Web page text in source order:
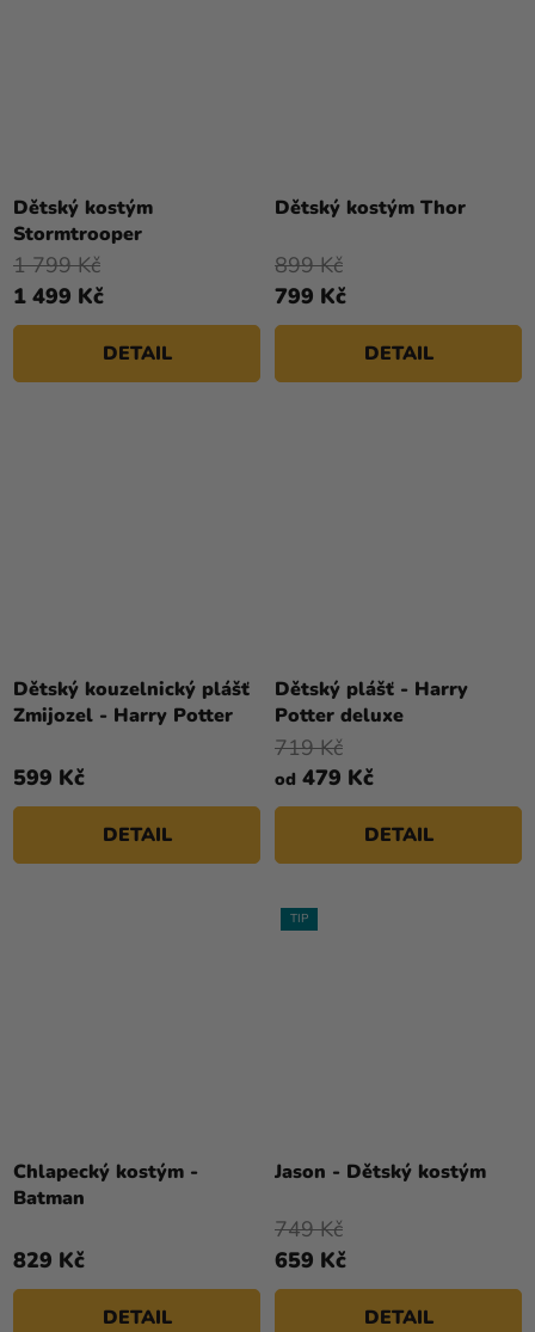
Dětský kostým
Stormtrooper
1 499 Kč
1 799 Kč
DETAIL
Dětský kostým Thor
799 Kč
899 Kč
DETAIL
Dětský kouzelnický plášť
Zmijozel - Harry Potter
599 Kč
DETAIL
Dětský plášť - Harry
Potter deluxe
od 479 Kč
719 Kč
DETAIL
Chlapecký kostým -
Batman
829 Kč
DETAIL
TIP
Jason - Dětský kostým
659 Kč
749 Kč
DETAIL